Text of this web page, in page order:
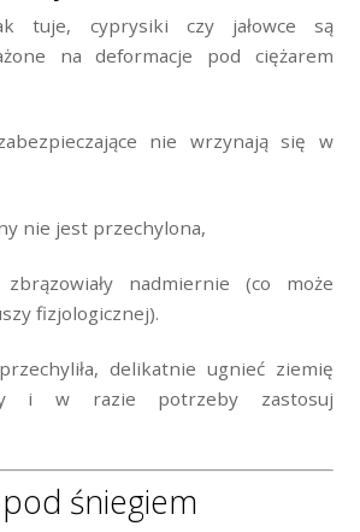
tuje, cyprysiki czy jałowce są
na deformacje pod ciężarem
nie wrzynają się w
nie jest przechylona,
nadmiernie (co może
fizjologicznej).
delikatnie ugnieć ziemię
i w razie potrzeby zastosuj
śniegiem